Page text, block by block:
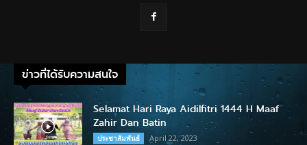
ข่าวที่ได้รับความสนใจ
Selamat Hari Raya Aidilfitri 1444 H Maaf
Zahir Dan Batin
ประชาสัมพันธ์ April 22, 2023